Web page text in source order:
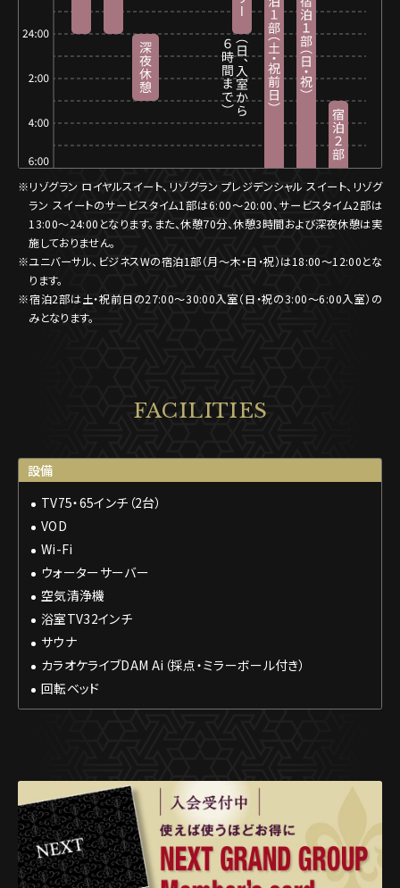
※リゾグラン ロイヤルスイート、リゾグラン プレジデンシャル スイート、リゾグ
ラン スイートのサービスタイム1部は6:00〜20:00、サービスタイム2部は
13:00〜24:00となります。また、休憩70分、休憩3時間および深夜休憩は実
施しておりません。
※ユニバーサル、ビジネスWの宿泊1部（月〜木・日・祝）は18:00〜12:00とな
ります。
※宿泊2部は土・祝前日の27:00〜30:00入室（日・祝の3:00〜6:00入室）の
みとなります。
FACILITIES
設備
TV75・65インチ（2台）
VOD
Wi-Fi
ウォーターサーバー
空気清浄機
浴室TV32インチ
サウナ
カラオケライブDAM Ai（採点・ミラーボール付き）
回転ベッド